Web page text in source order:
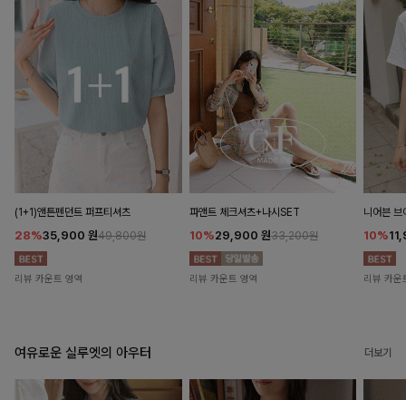
(1+1)앤튼펜던트 퍼프티셔츠
28%35,900 원49,800원
리뷰 카운트 영역
파앤트 체크셔츠+나시SET
10%29,900 원33,200원
리뷰 카운트 영역
니어븐 브
10%
리뷰 카운
여유로운 실루엣의 아우터 더보기